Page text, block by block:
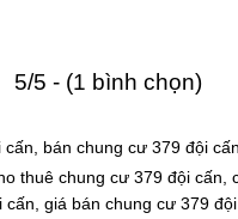
5/5 - (1 bình chọn)
cấn, bán chung cư 379 đội cấn
thuê chung cư 379 đội cấn,
cấn, giá bán chung cư 379